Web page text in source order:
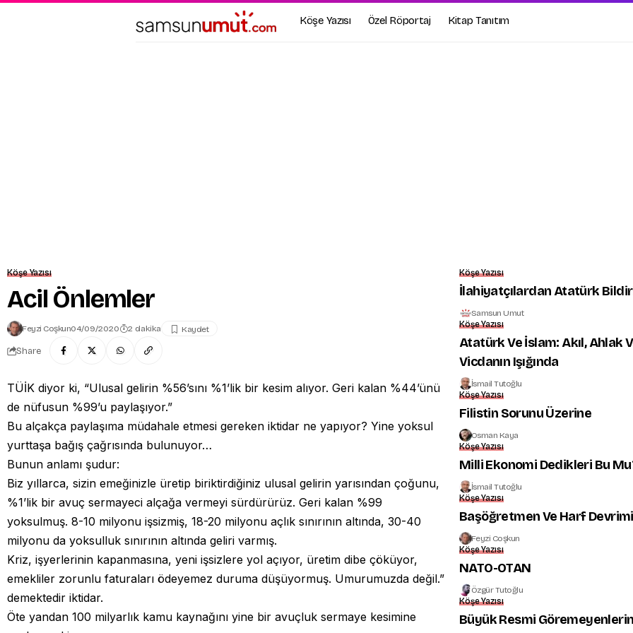
Köşe Yazısı Özel Röportaj Kitap Tanıtım
Köşe Yazısı
Acil Önlemler
Feyzi Coşkun04/09/2020 2 dakika
Share
TÜİK diyor ki, “Ulusal gelirin %56’sını %1’lik bir kesim alıyor. Geri kalan %44’ünü
de nüfusun %99’u paylaşıyor.”
Bu alçakça paylaşıma müdahale etmesi gereken iktidar ne yapıyor? Yine yoksul
yurttaşa bağış çağrısında bulunuyor…
Bunun anlamı şudur:
Biz yıllarca, sizin emeğinizle üretip biriktirdiğiniz ulusal gelirin yarısından çoğunu,
%1’lik bir avuç sermayeci alçağa vermeyi sürdürürüz. Geri kalan %99
yoksulmuş. 8-10 milyonu işsizmiş, 18-20 milyonu açlık sınırının altında, 30-40
milyonu da yoksulluk sınırının altında geliri varmış.
Kriz, işyerlerinin kapanmasına, yeni işsizlere yol açıyor, üretim dibe çöküyor,
emekliler zorunlu faturaları ödeyemez duruma düşüyormuş. Umurumuzda değil.”
demektedir iktidar.
Öte yandan 100 milyarlık kamu kaynağını yine bir avuçluk sermaye kesimine
Köşe Yazısı
İlahiyatçılardan Atatürk
Samsun Umut
Köşe Yazısı
Atatürk Ve İslam: Akıl, Ahlak
Vicdanın Işığında
İsmail Tutoğlu
Köşe Yazısı
Filistin Sorunu Üzerine
Osman Kaya
Köşe Yazısı
Milli Ekonomi Dedikleri Bu
İsmail Tutoğlu
Köşe Yazısı
Başöğretmen Ve Harf Devrimi
Feyzi Coşkun
Köşe Yazısı
NATO-OTAN
Özgür Tutoğlu
Köşe Yazısı
Büyük Resmi Göremeyenlerin